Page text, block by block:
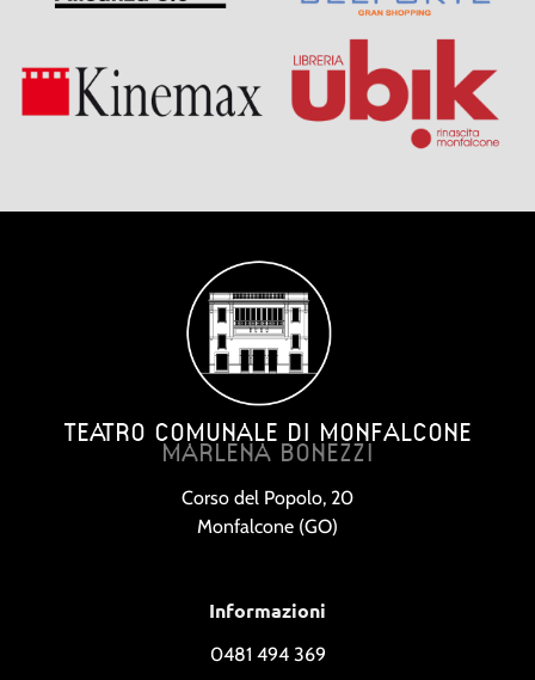
TEATRO COMUNALE DI MONFALCONE
MARLENA BONEZZI
Corso del Popolo, 20
Monfalcone (GO)
Informazioni
0481 494 369